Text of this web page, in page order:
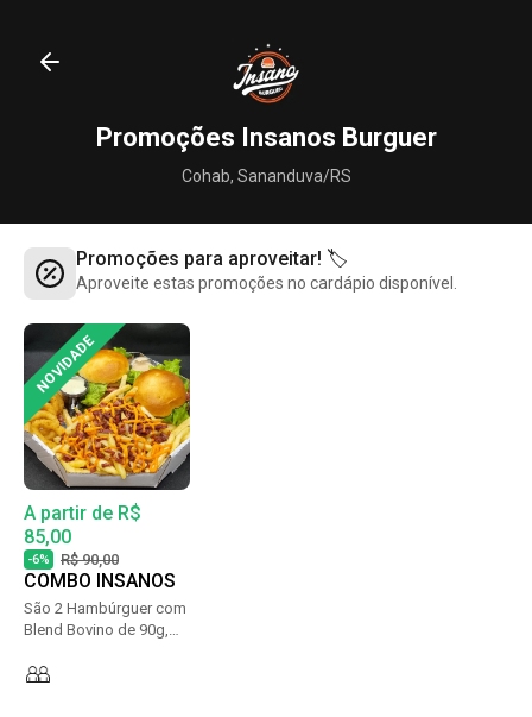
Promoções Insanos Burguer
Cohab, Sananduva/RS
Promoções para aproveitar! 🏷️
Aproveite estas promoções no cardápio disponível.
NOVIDADE
A partir de R$
85,00
-6% R$ 90,00
COMBO INSANOS
São 2 Hambúrguer com
Blend Bovino de 90g,
Tomate e Maionese da